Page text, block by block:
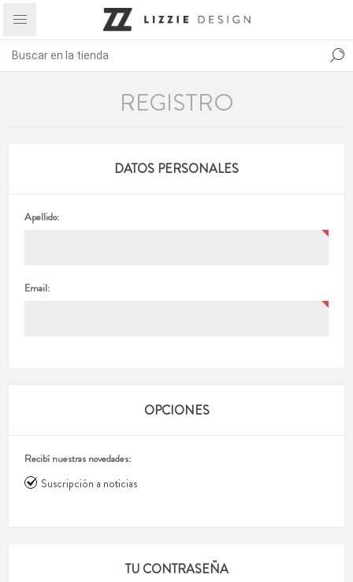
REGISTRO
DATOS PERSONALES
Apellido:
Email:
OPCIONES
Recibí nuestras novedades:
Suscripción a noticias
TU CONTRASEÑA